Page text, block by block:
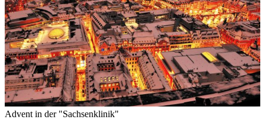
Advent in der "Sachsenklinik"